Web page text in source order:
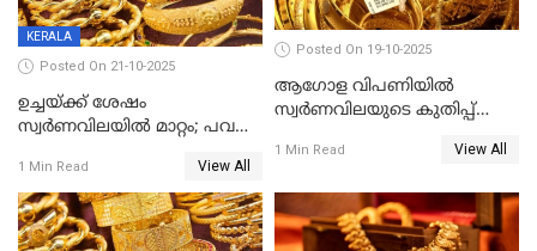
KERALA
Posted On 21-10-2025
ഉച്ചയ്ക്ക് ശേഷം
സ്വർണവിലയിൽ മാറ്റം; പവന്
1 Min Read View All
Posted On 19-10-2025
ആഗോള വിപണിയിൽ
സ്വർണവിലയുടെ കുതിപ്പ്
1 Min Read View All